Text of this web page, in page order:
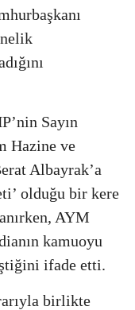
Sayın
Hazine ve
Albayrak’a
olduğu bir kere
AYM
kamuoyu
ifade etti.
birlikte